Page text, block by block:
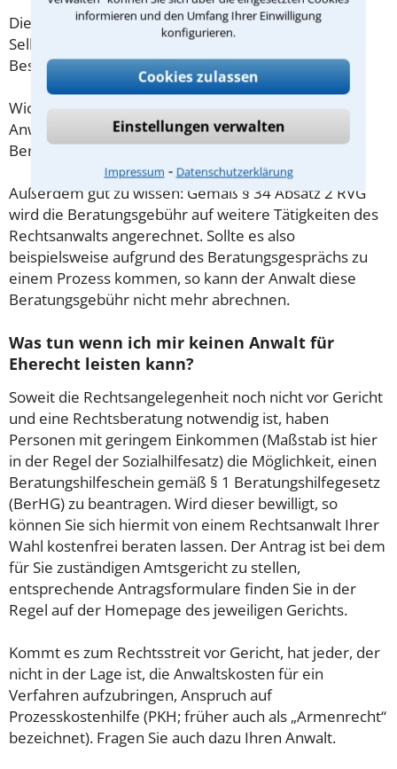
informieren und den Umfang Ihrer Einwilligung
konfigurieren.
Cookies zulassen
Einstellungen verwalten
Impressum ⁃ Datenschutzerklärung
Diese Regelung gilt jedoch nur für Verbraucher. Für
Selbstständige oder Freiberufler gilt diese
Beschränkung nicht.
Wichtig daher: Klären Sie die Kostenfrage mit Ihrem
Anwalt aus Unterlüß schon zu Beginn der ersten
Beratung.
Außerdem gut zu wissen: Gemäß § 34 Absatz 2 RVG
wird die Beratungsgebühr auf weitere Tätigkeiten des
Rechtsanwalts angerechnet. Sollte es also
beispielsweise aufgrund des Beratungsgesprächs zu
einem Prozess kommen, so kann der Anwalt diese
Beratungsgebühr nicht mehr abrechnen.
Was tun wenn ich mir keinen Anwalt für
Eherecht leisten kann?
Soweit die Rechtsangelegenheit noch nicht vor Gericht
und eine Rechtsberatung notwendig ist, haben
Personen mit geringem Einkommen (Maßstab ist hier
in der Regel der Sozialhilfesatz) die Möglichkeit, einen
Beratungshilfeschein gemäß § 1 Beratungshilfegesetz
(BerHG) zu beantragen. Wird dieser bewilligt, so
können Sie sich hiermit von einem Rechtsanwalt Ihrer
Wahl kostenfrei beraten lassen. Der Antrag ist bei dem
für Sie zuständigen Amtsgericht zu stellen,
entsprechende Antragsformulare finden Sie in der
Regel auf der Homepage des jeweiligen Gerichts.
Kommt es zum Rechtsstreit vor Gericht, hat jeder, der
nicht in der Lage ist, die Anwaltskosten für ein
Verfahren aufzubringen, Anspruch auf
Prozesskostenhilfe (PKH; früher auch als „Armenrecht“
bezeichnet). Fragen Sie auch dazu Ihren Anwalt.